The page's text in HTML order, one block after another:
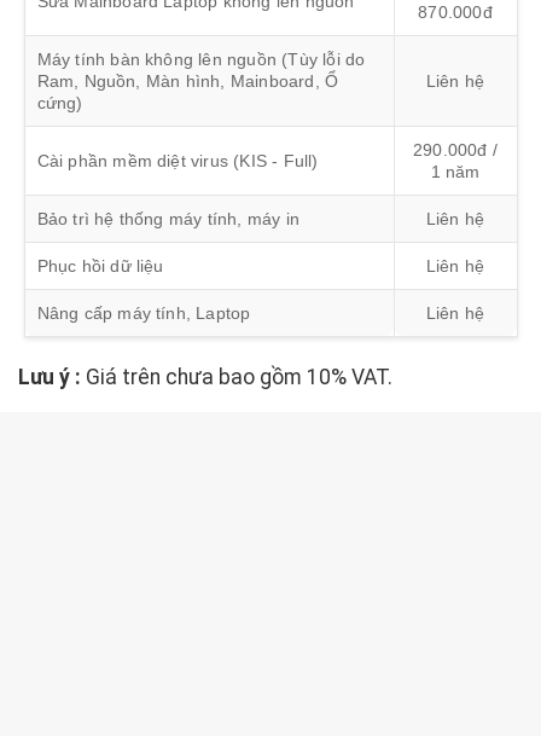
870.000đ
Máy tính bàn không lên nguồn (Tùy lỗi do
Ram, Nguồn, Màn hình, Mainboard, Ổ
cứng)
Liên hệ
Cài phần mềm diệt virus (KIS - Full)
290.000đ /
1 năm
Bảo trì hệ thống máy tính, máy in Liên hệ
Phục hồi dữ liệu Liên hệ
Nâng cấp máy tính, Laptop Liên hệ
Lưu ý : Giá trên chưa bao gồm 10% VAT.